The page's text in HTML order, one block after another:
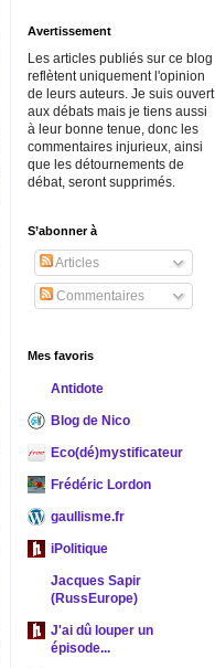
Avertissement
Les articles publiés sur ce blog
reflètent uniquement l'opinion
de leurs auteurs. Je suis ouvert
aux débats mais je tiens aussi
à leur bonne tenue, donc les
commentaires injurieux, ainsi
que les détournements de
débat, seront supprimés.
S’abonner à
Articles
Commentaires
Mes favoris
Antidote
Blog de Nico
Eco(dé)mystificateur
Frédéric Lordon
gaullisme.fr
iPolitique
Jacques Sapir
(RussEurope)
J'ai dû louper un
épisode...